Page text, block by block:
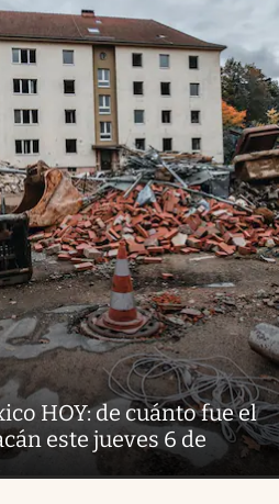
HOY: de cuánto fue el
este jueves 6 de